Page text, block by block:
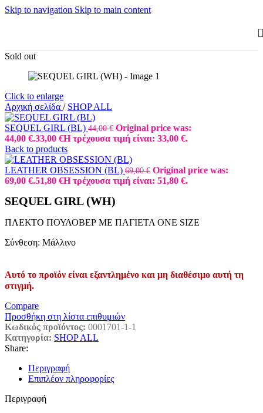
Skip to navigation Skip to main content
Sold out
Click to enlarge
Αρχική σελίδα / SHOP ALL
SEQUEL GIRL (BL) 44,00€ Original price was:
44,00 €.33,00 €Η τρέχουσα τιμή είναι: 33,00 €.
Back to products
LEATHER OBSESSION (BL) 69,00€ Original price was:
69,00 €.51,80 €Η τρέχουσα τιμή είναι: 51,80 €.
SEQUEL GIRL (WH)
ΠΛΕΚΤΟ ΠΟΥΛΟΒΕΡ ΜΕ ΠΑΓΙΕΤΑ ONE SIZE
Σύνθεση: Μάλλινο
Αυτό το προϊόν είναι εξαντλημένο και μη διαθέσιμο αυτή τη
στιγμή.
Compare
Προσθήκη στη λίστα επιθυμιών
Κωδικός προϊόντος: 0001701-1-1
Κατηγορία: SHOP ALL
Share:
Περιγραφή
Επιπλέον πληροφορίες
Περιγραφή